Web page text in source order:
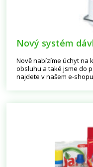
Nový systém
Nově nabízíme úchyt na
obsluhu a také jsme do
najdete v našem e-shopu